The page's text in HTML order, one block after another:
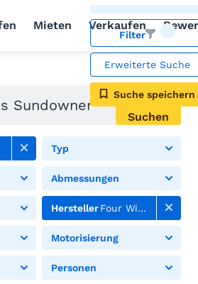
Mieten Verkaufen
Filter
Erweiterte Suche
Suche speichern
Suchen
Typ
Abmessungen
HerstellerFour Winns
Motorisierung
Personen